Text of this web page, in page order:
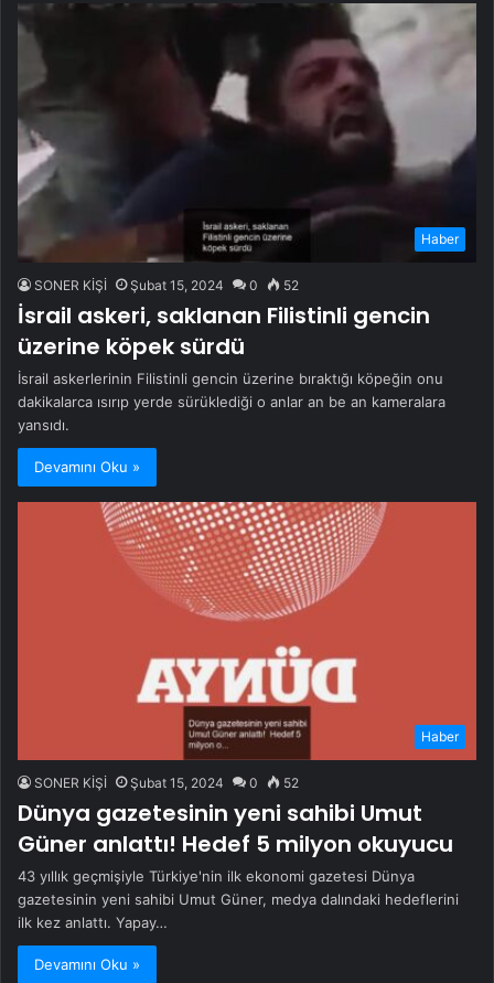
Haber
SONER KİŞİ Şubat 15, 2024 0 52
İsrail askeri, saklanan Filistinli gencin
üzerine köpek sürdü
İsrail askerlerinin Filistinli gencin üzerine bıraktığı köpeğin onu
dakikalarca ısırıp yerde sürüklediği o anlar an be an kameralara
yansıdı.
Devamını Oku »
Haber
SONER KİŞİ Şubat 15, 2024 0 52
Dünya gazetesinin yeni sahibi Umut
Güner anlattı! Hedef 5 milyon okuyucu
43 yıllık geçmişiyle Türkiye'nin ilk ekonomi gazetesi Dünya
gazetesinin yeni sahibi Umut Güner, medya dalındaki hedeflerini
ilk kez anlattı. Yapay…
Devamını Oku »